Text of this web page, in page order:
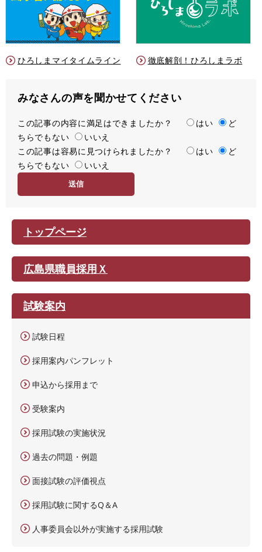
ひろしまマイタイムライン 徹底解剖！ひろしまラボ
みなさんの声を聞かせてください
満
足
度
この記事の内容に満足はできましたか？ はい
ど
ちらでもない
いいえ
容
易
この記事は容易に見つけられましたか？ はい
ど
ちらでもない
いいえ
トップページ
広島県職員採用Ｘ
試験案内
試験日程
採用案内パンフレット
申込から採用まで
受験案内
採用試験の実施状況
過去の問題・例題
面接試験の評価視点
採用試験に関するQ＆A
人事委員会以外が実施する採用試験